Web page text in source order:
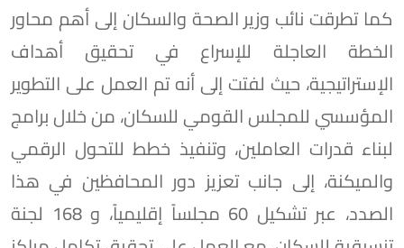
كما تطرقت نائب وزير الصحة والسكان إلى أهم محاور
الخطة العاجلة للإسراع في تحقيق أهداف
الإستراتيجية، حيث لفتت إلى أنه تم العمل على التطوير
المؤسسي للمجلس القومي للسكان، من خلال برامج
لبناء قدرات العاملين، وتنفيذ خطط للتحول الرقمي
والميكنة، إلى جانب تعزيز دور المحافظين في هذا
الصدد، عبر تشكيل 60 مجلساً إقليمياً، و 168 لجنة